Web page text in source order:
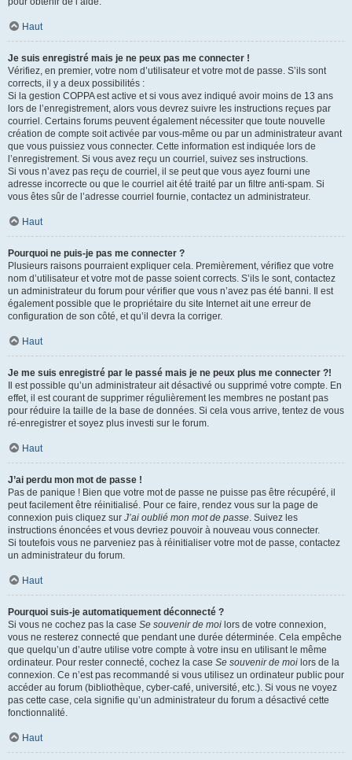
Haut
Je suis enregistré mais je ne peux pas me connecter !
Vérifiez, en premier, votre nom d’utilisateur et votre mot de passe. S’ils sont
corrects, il y a deux possibilités :
Si la gestion COPPA est active et si vous avez indiqué avoir moins de 13 ans
lors de l’enregistrement, alors vous devrez suivre les instructions reçues par
courriel. Certains forums peuvent également nécessiter que toute nouvelle
création de compte soit activée par vous-même ou par un administrateur avant
que vous puissiez vous connecter. Cette information est indiquée lors de
l’enregistrement. Si vous avez reçu un courriel, suivez ses instructions.
Si vous n’avez pas reçu de courriel, il se peut que vous ayez fourni une
adresse incorrecte ou que le courriel ait été traité par un filtre anti-spam. Si
vous êtes sûr de l’adresse courriel fournie, contactez un administrateur.
Haut
Pourquoi ne puis-je pas me connecter ?
Plusieurs raisons pourraient expliquer cela. Premièrement, vérifiez que votre
nom d’utilisateur et votre mot de passe soient corrects. S’ils le sont, contactez
un administrateur du forum pour vérifier que vous n’avez pas été banni. Il est
également possible que le propriétaire du site Internet ait une erreur de
configuration de son côté, et qu’il devra la corriger.
Haut
Je me suis enregistré par le passé mais je ne peux plus me connecter ?!
Il est possible qu’un administrateur ait désactivé ou supprimé votre compte. En
effet, il est courant de supprimer régulièrement les membres ne postant pas
pour réduire la taille de la base de données. Si cela vous arrive, tentez de vous
ré-enregistrer et soyez plus investi sur le forum.
Haut
J’ai perdu mon mot de passe !
Pas de panique ! Bien que votre mot de passe ne puisse pas être récupéré, il
peut facilement être réinitialisé. Pour ce faire, rendez vous sur la page de
connexion puis cliquez sur J’ai oublié mon mot de passe. Suivez les
instructions énoncées et vous devriez pouvoir à nouveau vous connecter.
Si toutefois vous ne parveniez pas à réinitialiser votre mot de passe, contactez
un administrateur du forum.
Haut
Pourquoi suis-je automatiquement déconnecté ?
Si vous ne cochez pas la case Se souvenir de moi lors de votre connexion,
vous ne resterez connecté que pendant une durée déterminée. Cela empêche
que quelqu’un d’autre utilise votre compte à votre insu en utilisant le même
ordinateur. Pour rester connecté, cochez la case Se souvenir de moi lors de la
connexion. Ce n’est pas recommandé si vous utilisez un ordinateur public pour
accéder au forum (bibliothèque, cyber-café, université, etc.). Si vous ne voyez
pas cette case, cela signifie qu’un administrateur du forum a désactivé cette
fonctionnalité.
Haut